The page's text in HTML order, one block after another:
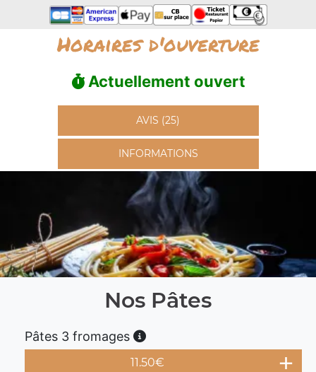
Horaires d'ouverture
Actuellement ouvert
AVIS (25)
INFORMATIONS
Nos Pâtes
Pâtes 3 fromages
11.50€